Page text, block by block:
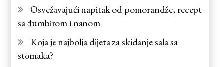
Osvežavajući napitak od pomorandže, recept
sa đumbirom i nanom
Koja je najbolja dijeta za skidanje sala sa
stomaka?